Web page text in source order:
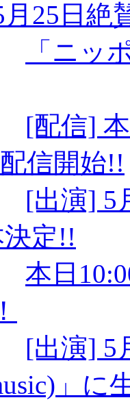
25日絶
「ニッ
[配信]
信開始!!
[出演] 5
定!!
本日
[出演] 5
」に